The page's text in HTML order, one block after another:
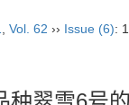
Vol. 62 ›› Issue (6):